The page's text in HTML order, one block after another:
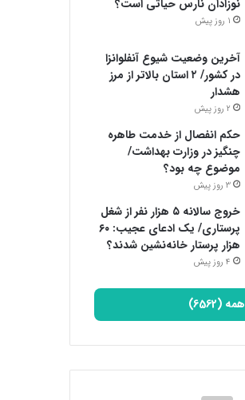
نوزادان نارس حیاتی است؟
1 روز پیش
آخرین وضعیت شیوع آنفلوانزا
در کشور/ ۲ استان بالاتر از مرز
هشدار
2 روز پیش
حکم انفصال از خدمت طاهره
چنگیز در وزارت بهداشت/
موضوع چه بود؟
3 روز پیش
خروج سالانه ۵ هزار نفر از شغل
پرستاری/ یک ادعای عجیب: ۶۰
هزار پرستار خانه‌نشین شدند؟
4 روز پیش
همه (6562)